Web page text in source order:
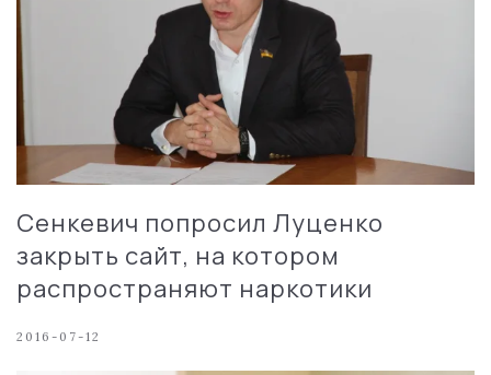
Сенкевич попросил Луценко
закрыть сайт, на котором
распространяют наркотики
2016-07-12